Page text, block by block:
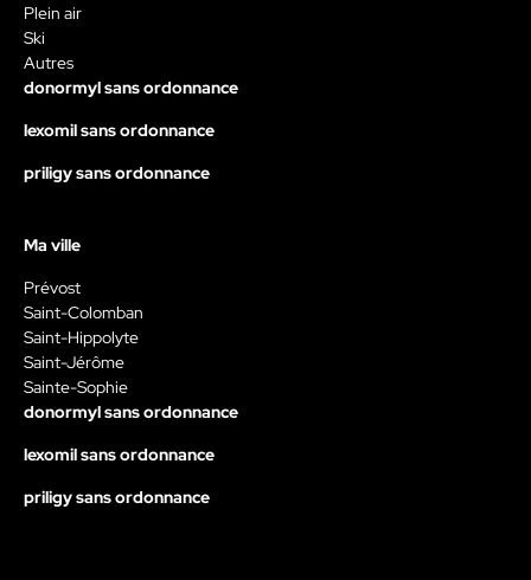
Plein air
Ski
Autres
donormyl sans ordonnance
lexomil sans ordonnance
priligy sans ordonnance
Ma ville
Prévost
Saint-Colomban
Saint-Hippolyte
Saint-Jérôme
Sainte-Sophie
donormyl sans ordonnance
lexomil sans ordonnance
priligy sans ordonnance